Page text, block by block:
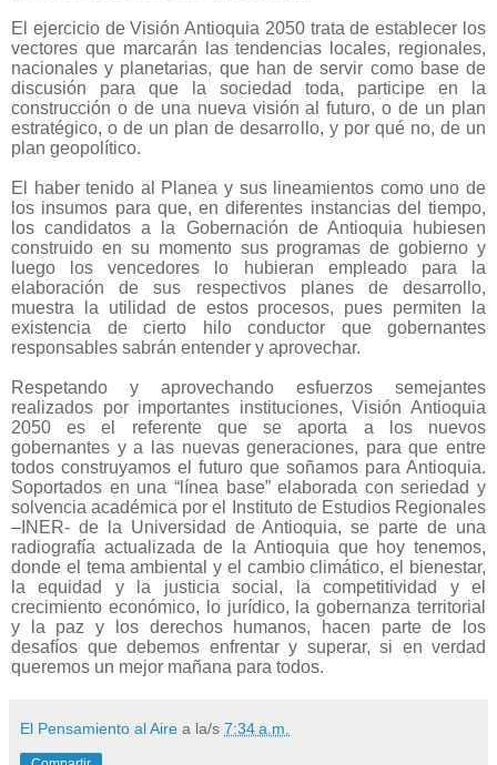
El ejercicio de Visión Antioquia 2050 trata de establecer los
vectores que marcarán las tendencias locales, regionales,
nacionales y planetarias, que han de servir como base de
discusión para que la sociedad toda, participe en la
construcción o de una nueva visión al futuro, o de un plan
estratégico, o de un plan de desarrollo, y por qué no, de un
plan geopolítico.
El haber tenido al Planea y sus lineamientos como uno de
los insumos para que, en diferentes instancias del tiempo,
los candidatos a la Gobernación de Antioquia hubiesen
construido en su momento sus programas de gobierno y
luego los vencedores lo hubieran empleado para la
elaboración de sus respectivos planes de desarrollo,
muestra la utilidad de estos procesos, pues permiten la
existencia de cierto hilo conductor que gobernantes
responsables sabrán entender y aprovechar.
Respetando y aprovechando esfuerzos semejantes
realizados por importantes instituciones, Visión Antioquia
2050 es el referente que se aporta a los nuevos
gobernantes y a las nuevas generaciones, para que entre
todos construyamos el futuro que soñamos para Antioquia.
Soportados en una “línea base” elaborada con seriedad y
solvencia académica por el Instituto de Estudios Regionales
–INER- de la Universidad de Antioquia, se parte de una
radiografía actualizada de la Antioquia que hoy tenemos,
donde el tema ambiental y el cambio climático, el bienestar,
la equidad y la justicia social, la competitividad y el
crecimiento económico, lo jurídico, la gobernanza territorial
y la paz y los derechos humanos, hacen parte de los
desafíos que debemos enfrentar y superar, si en verdad
queremos un mejor mañana para todos.
El Pensamiento al Aire a la/s 7:34 a.m.